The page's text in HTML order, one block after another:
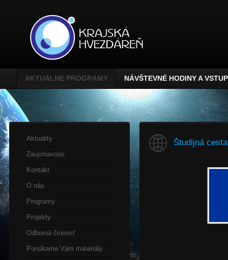
AKTUÁLNE PROGRAMY NÁVŠTEVNÉ HODINY A
Aktuality
Zaujímavosti
Kontakt
O nás
Programy
Projekty
Odborná činnosť
Ponúkame Vám materiály
Študijná